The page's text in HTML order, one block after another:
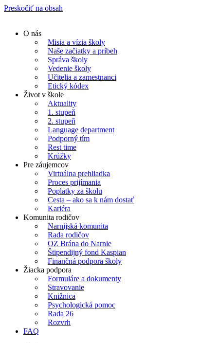
Preskočiť na obsah
O nás
Misia a vízia školy
Naše začiatky a príbeh
Správa školy
Vedenie školy
Učitelia a zamestnanci
Etický kódex
Život v škole
Aktuality
1. stupeň
2. stupeň
Language department
Podporný tím
Rest time
Krúžky
Pre záujemcov
Virtuálna prehliadka
Proces prijímania
Poplatky za školu
Cesta – ako sa k nám dostať
Kariéra
Komunita rodičov
Narnijská komunita
Rada rodičov
OZ Brána do Narnie
Štipendijný fond Kaspian
Finančná podpora školy
Žiacka podpora
Formuláre a dokumenty
Stravovanie
Knižnica
Psychologická pomoc
Rada 26
Rozvrh
FAQ